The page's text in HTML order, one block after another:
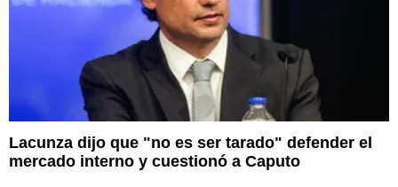
Lacunza dijo que "no es ser tarado" defender el
mercado interno y cuestionó a Caputo